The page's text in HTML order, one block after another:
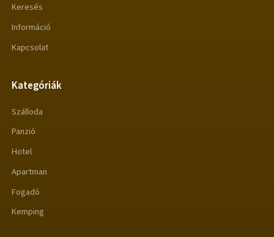
Keresés
Információ
Kapcsolat
Kategóriák
Szálloda
Panzió
Hotel
Apartman
Fogadó
Kemping